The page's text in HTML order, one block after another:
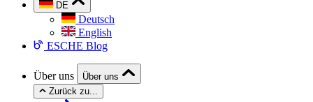
DE
Deutsch
English
ESCHE Blog
Über uns
Über uns
Zurück zu...